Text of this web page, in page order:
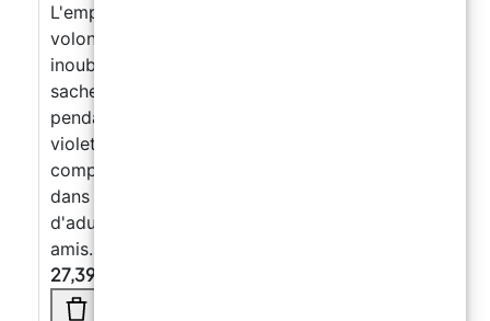
L'empreinte obtenue peut ensuite être peinte à
volonté pour obtenir une œuvre unique et
inoubliable. MODE D'EMPLOI : Mélangez 1
sachet d'alginate avec 1,8 litre d'eau froide
pendant 90 secondes. La couleur passe du
violet au blanc lorsque l'alginate est
complètement durci. Les matériaux contenus
dans le KIT permettent de reproduire 2 mains
d'adultes ou d'enfants en famille ou entre
amis.
27,39